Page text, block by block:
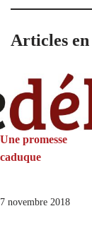
Articles
Une promesse
caduque
7 novembre 2018